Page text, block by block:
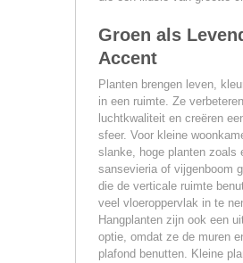
Groen als
Accent
Planten brengen leven,
in een ruimte. Ze
luchtkwaliteit en creëren
sfeer. Voor kleine
slanke, hoge planten zoals
sansevieria of vijgenboom
die de verticale ruimte
veel vloeroppervlak in te
Hangplanten zijn ook een
optie, omdat ze de muren
plafond benutten. Kleine